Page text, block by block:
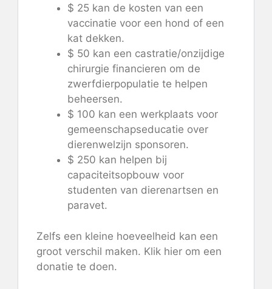
$ 25 kan de kosten van een
vaccinatie voor een hond of een
kat dekken.
$ 50 kan een castratie/onzijdige
chirurgie financieren om de
zwerfdierpopulatie te helpen
beheersen.
$ 100 kan een werkplaats voor
gemeenschapseducatie over
dierenwelzijn sponsoren.
$ 250 kan helpen bij
capaciteitsopbouw voor
studenten van dierenartsen en
paravet.
Zelfs een kleine hoeveelheid kan een
groot verschil maken. Klik hier om een ​​
donatie te doen.